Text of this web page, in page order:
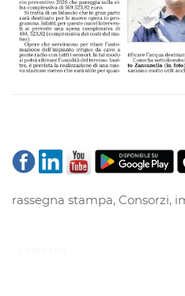
rassegna stampa, Consorzi,